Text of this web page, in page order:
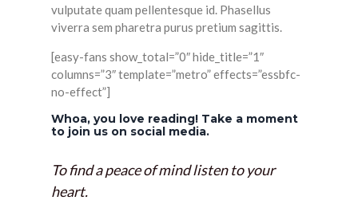
vulputate quam pellentesque id. Phasellus
viverra sem pharetra purus pretium sagittis.
[easy-fans show_total=”0″ hide_title=”1″
columns=”3″ template=”metro” effects=”essbfc-
no-effect”]
Whoa, you love reading! Take a moment
to join us on social media.
To find a peace of mind listen to your
heart.